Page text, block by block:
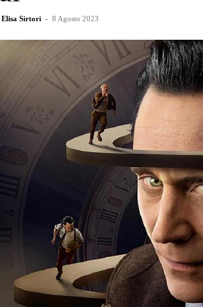
Elisa Sirtori - 8 Agosto 2023